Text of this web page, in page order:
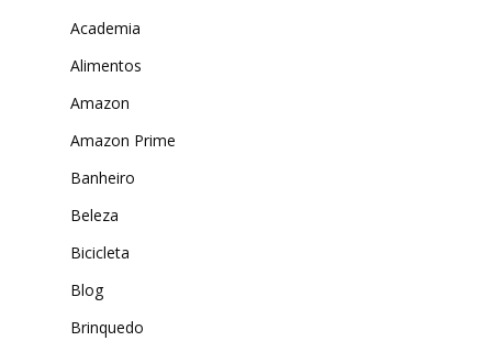
Academia
Alimentos
Amazon
Amazon Prime
Banheiro
Beleza
Bicicleta
Blog
Brinquedo